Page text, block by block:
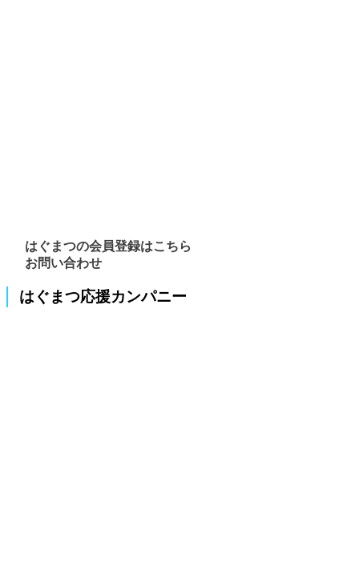
はぐまつの会員登録はこちら
お問い合わせ
はぐまつ応援カンパニー